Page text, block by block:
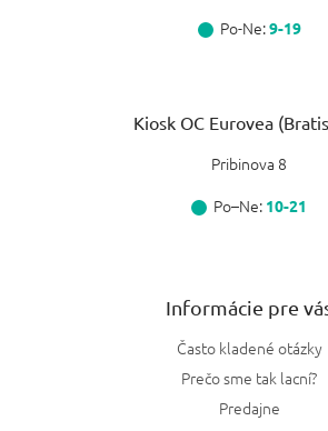
Po-Ne:9-19
Kiosk OC Eurovea
Pribinova 8
Po–Ne: 10-21
Informácie pre
Často kladené otázky
Prečo sme tak lacní?
Predajne